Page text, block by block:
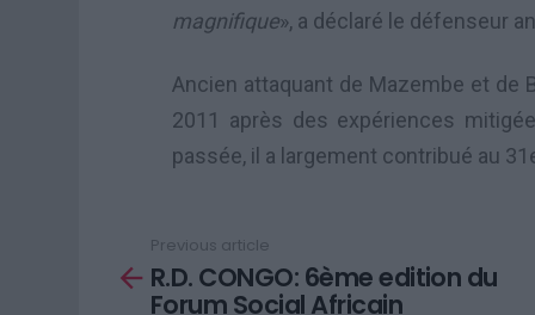
magnifique», a déclaré le défenseur
Ancien attaquant de Mazembe et de
2011 après des expériences
passée, il a largement contribué au
more
Previous article
R.D. CONGO: 6ème edition du
Forum Social Africain